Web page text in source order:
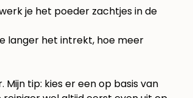
je het poeder zachtjes in de
langer het intrekt, hoe meer
tip: kies er een op basis van